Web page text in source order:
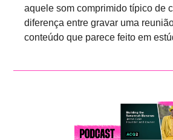
aquele som comprimido típico de
diferença entre gravar uma
conteúdo que parece feito em